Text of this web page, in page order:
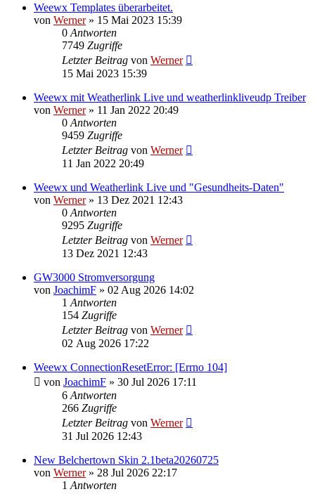
Weewx Templates überarbeitet.
von Werner» 15 Mai 2023 15:39
0 Antworten
7749 Zugriffe
Letzter Beitrag von Werner
15 Mai 2023 15:39
Weewx mit Weatherlink Live und weatherlinkliveudp Treiber
von Werner» 11 Jan 2022 20:49
0 Antworten
9459 Zugriffe
Letzter Beitrag von Werner
11 Jan 2022 20:49
Weewx und Weatherlink Live und "Gesundheits-Daten"
von Werner» 13 Dez 2021 12:43
0 Antworten
9295 Zugriffe
Letzter Beitrag von Werner
13 Dez 2021 12:43
GW3000 Stromversorgung
von JoachimF » 02 Aug 2026 14:02
1 Antworten
154 Zugriffe
Letzter Beitrag von Werner
02 Aug 2026 17:22
Weewx ConnectionResetError: [Errno 104]
von JoachimF » 30 Jul 2026 17:11
6 Antworten
266 Zugriffe
Letzter Beitrag von Werner
31 Jul 2026 12:43
New Belchertown Skin 2.1beta20260725
von Werner» 28 Jul 2026 22:17
1 Antworten